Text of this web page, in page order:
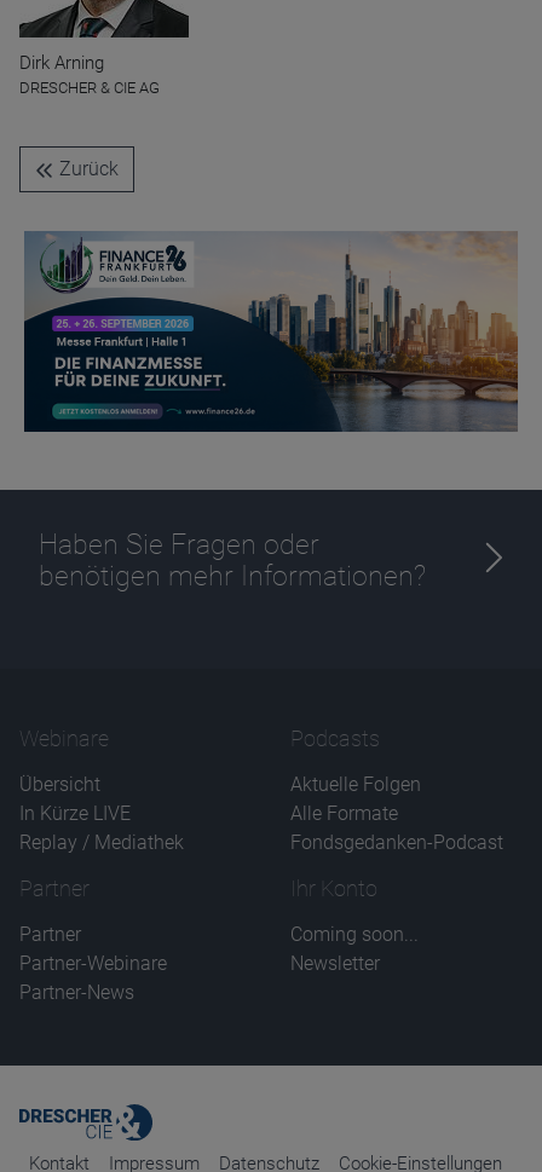
Dirk Arning
DRESCHER & CIE AG
Zurück
Haben Sie Fragen oder
benötigen mehr Informationen?
Webinare
Übersicht
In Kürze LIVE
Replay / Mediathek
Podcasts
Aktuelle Folgen
Alle Formate
Fondsgedanken-Podcast
Partner
Partner
Partner-Webinare
Partner-News
Ihr Konto
Coming soon...
Newsletter
Kontakt Impressum Datenschutz Cookie-Einstellungen
Anbieter D&C
Zweck
Ablauf
1 Jahr